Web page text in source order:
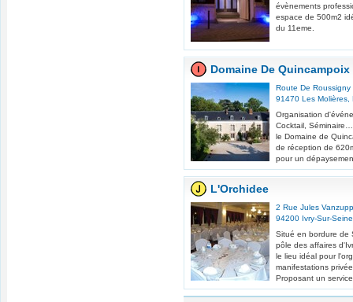
évènements
espace de 500m2
du 11eme.
Domaine De Quincampoix
Route De Roussigny
91470 Les Molières
Organisation
Cocktail,
le Domaine de
de réception de
pour un
L'Orchidee
2 Rue Jules
94200 Ivry-Sur-Seine
Situé en bordure de
pôle des affaires
le lieu idéal pour
manifestations
Proposant un